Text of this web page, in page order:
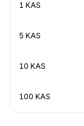
1 KAS
5 KAS
10 KAS
100 KAS